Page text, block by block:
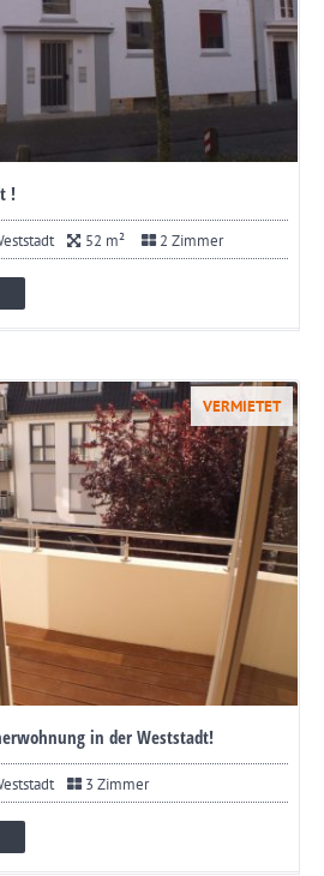
!
52 m² 2 Zimmer
VERMIETET
in der Weststadt!
3 Zimmer